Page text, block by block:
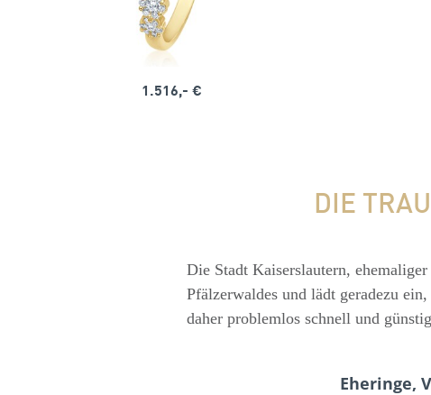
1.516,- €
DIE
Die Stadt Kaiserslautern,
Pfälzerwaldes und lädt geradezu
daher problemlos schnell und
Eheringe,